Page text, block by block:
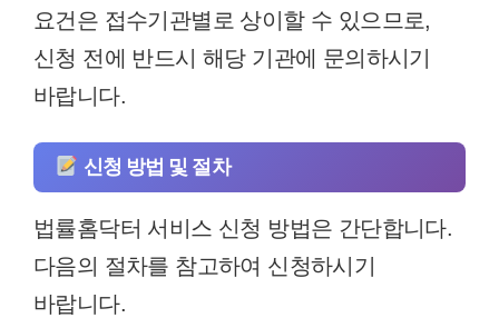
요건은 접수기관별로 상이할 수 있으므로,
신청 전에 반드시 해당 기관에 문의하시기
바랍니다.
신청 방법 및 절차
법률홈닥터 서비스 신청 방법은 간단합니다.
다음의 절차를 참고하여 신청하시기
바랍니다.